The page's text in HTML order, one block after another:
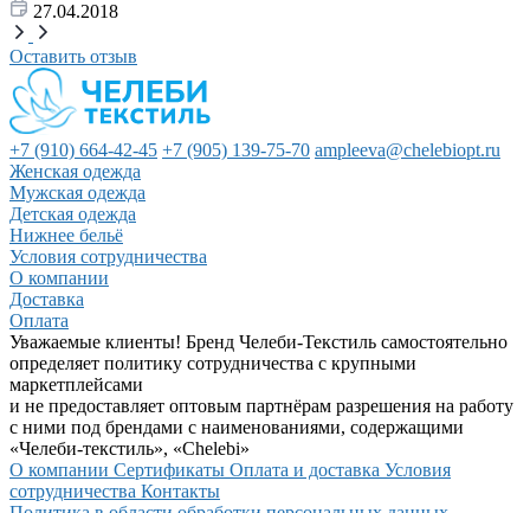
27.04.2018
Оставить отзыв
+7 (910) 664-42-45 +7 (905) 139-75-70 ampleeva@chelebiopt.ru
Женская одежда
Мужская одежда
Детская одежда
Нижнее бельё
Условия сотрудничества
О компании
Доставка
Оплата
Уважаемые клиенты! Бренд Челеби-Текстиль самостоятельно
определяет политику сотрудничества с крупными
маркетплейсами
и не предоставляет оптовым партнёрам разрешения на работу
с ними под брендами с наименованиями, содержащими
«Челеби-текстиль», «Chelebi»
О компании Сертификаты Оплата и доставка Условия
сотрудничества Контакты